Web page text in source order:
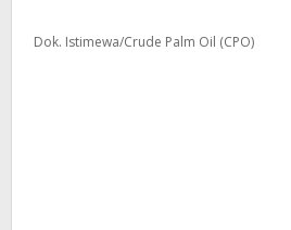
Dok. Istimewa/Crude Palm Oil (CPO)